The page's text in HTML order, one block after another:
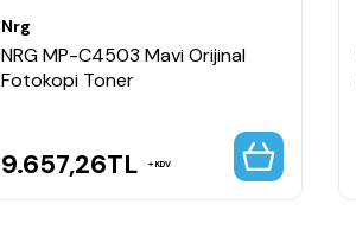
Nrg
NRG MP-C4503 Mavi Orijinal
Fotokopi Toner
9.657,26TL KDV